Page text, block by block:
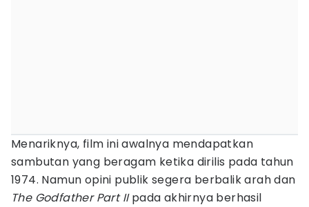
Menariknya, film ini awalnya mendapatkan
sambutan yang beragam ketika dirilis pada tahun
1974. Namun opini publik segera berbalik arah dan
The Godfather Part IIpada akhirnya berhasil